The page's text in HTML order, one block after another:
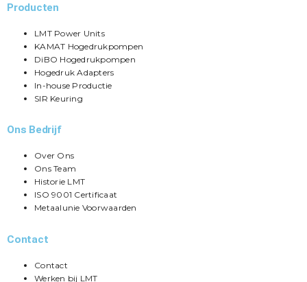
Producten
LMT Power Units
KAMAT Hogedrukpompen
DiBO Hogedrukpompen
Hogedruk Adapters
In-house Productie
SIR Keuring
Ons Bedrijf
Over Ons
Ons Team
Historie LMT
ISO 9001 Certificaat
Metaalunie Voorwaarden
Contact
Contact
Werken bij LMT